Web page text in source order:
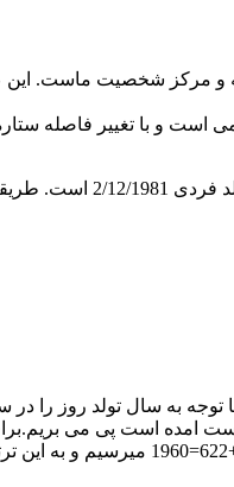
و مرکز شخصیت ماست.
است و با تغییر فاصله
زیر است:
به میلادی ابتدا 1331+621=1952 بعد
شود:29/5/1952 و برای سال تولد 15/11/1338